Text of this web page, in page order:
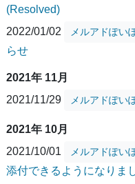
(Resolved)
2022/01/02
メルアドぽい
らせ
2021年 11月
2021/11/29
メルアドぽい
2021年 10月
2021/10/01
メルアドぽい
添付できるようになりま